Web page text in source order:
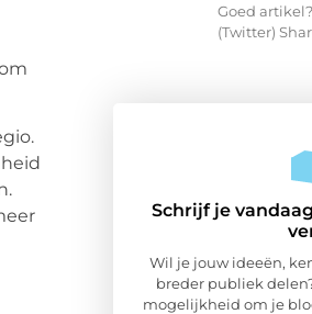
Goed
(Twitter)
Schrijf je
Wil je jouw ideeën,
breder publiek
mogelijkheid om je